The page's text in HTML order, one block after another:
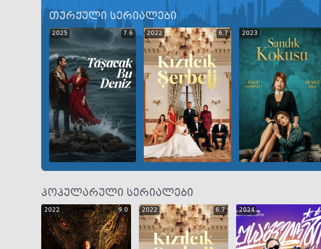
თურქული სერიალები
2025 7.6
GEO ENG RUS
2022 6.7
GEO ENG RUS
2023
GEO ENG RUS
პოპულარული სერიალები
2022 9.0 2022 6.7 2024